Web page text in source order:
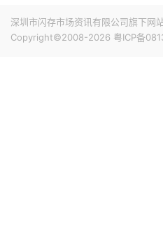
深圳市闪存市场资讯有限公司旗下
Copyright©2008-2026 粤ICP备